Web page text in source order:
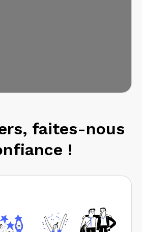
faites-nous
!